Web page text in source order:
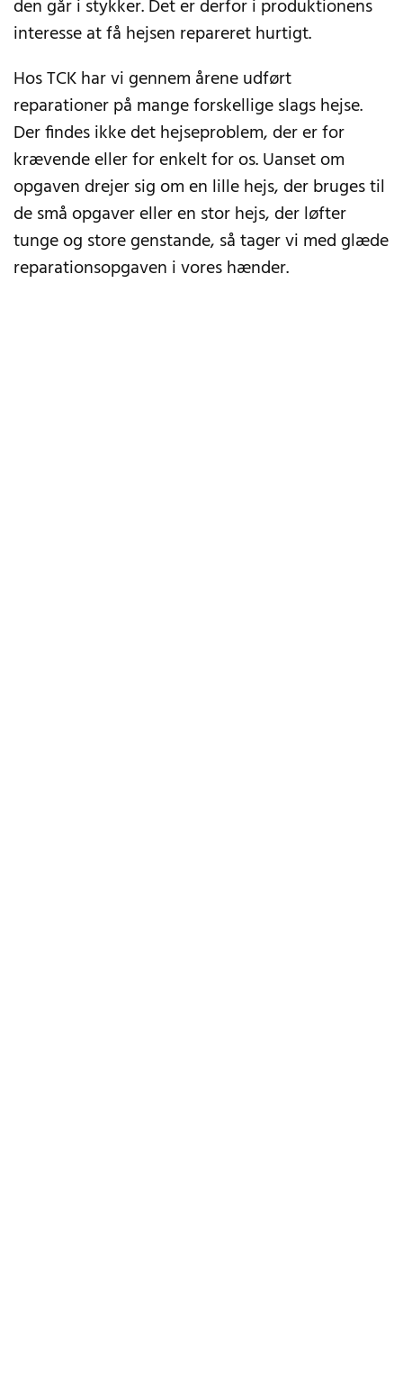
den går i stykker. Det er derfor i produktionens
interesse at få hejsen repareret hurtigt.
Hos TCK har vi gennem årene udført
reparationer på mange forskellige slags hejse.
Der findes ikke det hejseproblem, der er for
krævende eller for enkelt for os. Uanset om
opgaven drejer sig om en lille hejs, der bruges til
de små opgaver eller en stor hejs, der løfter
tunge og store genstande, så tager vi med glæde
reparationsopgaven i vores hænder.